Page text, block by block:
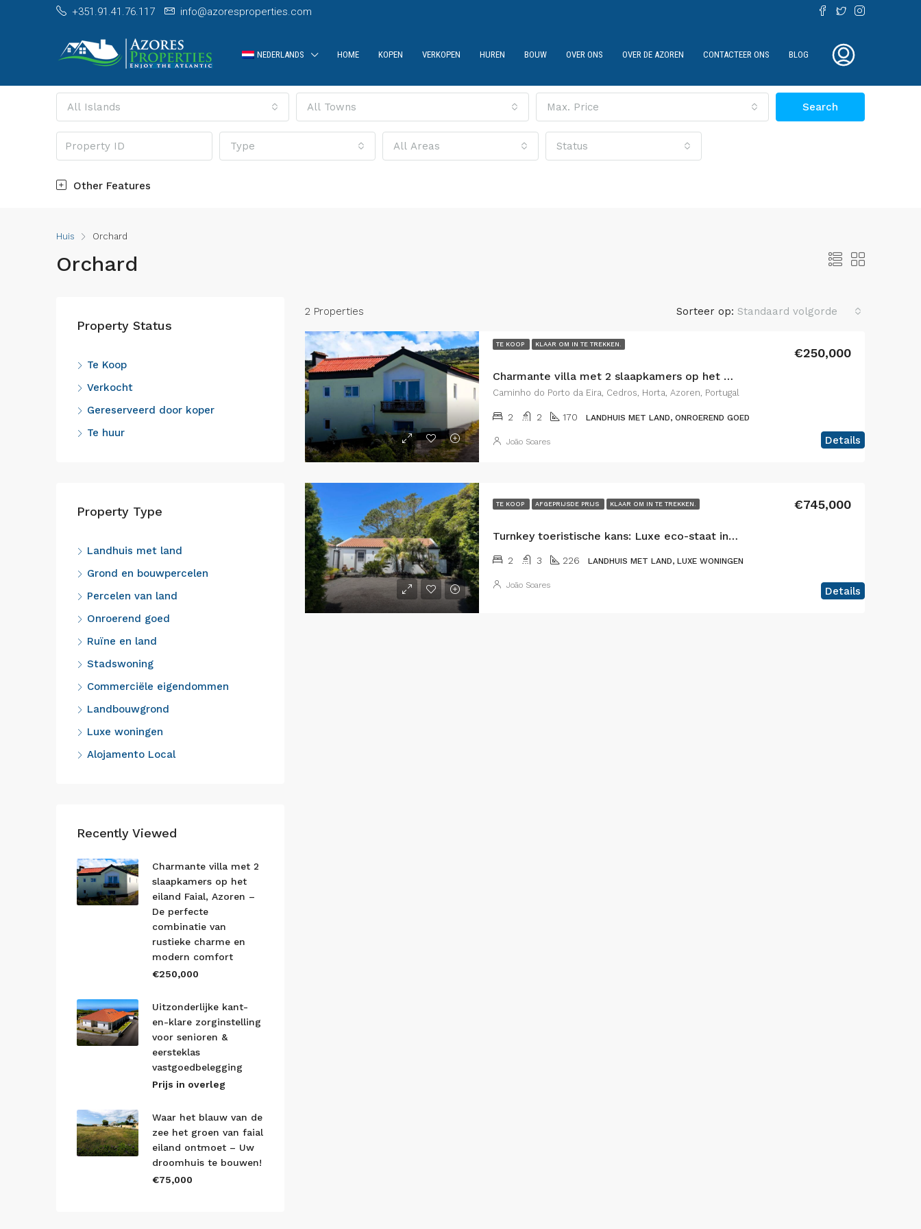
+351.91.41.76.117 info@azoresproperties.com
NEDERLANDS HOME KOPEN VERKOPEN HUREN BOUW OVER ONS OVER DE AZOREN CONTACTEER ONS BLOG
All Islands All Towns Max. Price Search
Type All Areas Status
Other Features
Huis Orchard
Orchard
2 Properties Sorteer op: Standaard volgorde
TE KOOP KLAAR OM IN TE TREKKEN.
Charmante villa met 2 slaapkamers op het eiland Faial, Azoren – De perfecte combinatie van rustieke charme en modern comfort
€250,000
Caminho do Porto da Eira, Cedros, Horta, Azoren, Portugal
2 2 170 LANDHUIS MET LAND, ONROEREND GOED
Details
João Soares
TE KOOP AFGEPRIJSDE PRIJS KLAAR OM IN TE TREKKEN.
Turnkey toeristische kans: Luxe eco-staat in het hart van de natuur
€745,000
2 3 226 LANDHUIS MET LAND, LUXE WONINGEN
Details
João Soares
Property Status
Te Koop
Verkocht
Gereserveerd door koper
Te huur
Property Type
Landhuis met land
Grond en bouwpercelen
Percelen van land
Onroerend goed
Ruïne en land
Stadswoning
Commerciële eigendommen
Landbouwgrond
Luxe woningen
Alojamento Local
Recently Viewed
Charmante villa met 2
slaapkamers op het
eiland Faial, Azoren –
De perfecte
combinatie van
rustieke charme en
modern comfort
€250,000
Uitzonderlijke kant-
en-klare zorginstelling
voor senioren &
eersteklas
vastgoedbelegging
Prijs in overleg
Waar het blauw van de
zee het groen van faial
eiland ontmoet – Uw
droomhuis te bouwen!
€75,000